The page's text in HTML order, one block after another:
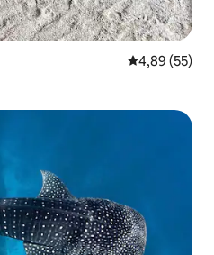
Gemiddelde
4,89 (55)